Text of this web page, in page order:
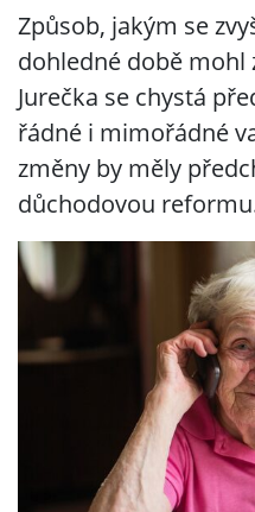
Způsob, jakým se
dohledné době
Jurečka se chystá
řádné i mimořádné
změny by měly
důchodovou